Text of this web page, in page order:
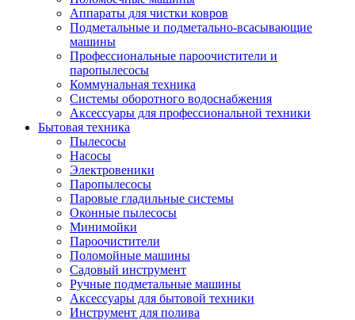
Аппараты для чистки ковров
Подметальные и подметально-всасывающие
машины
Профессиональные пароочистители и
паропылесосы
Коммунальная техника
Системы оборотного водоснабжения
Аксессуары для профессиональной техники
Бытовая техника
Пылесосы
Насосы
Электровеники
Паропылесосы
Паровые гладильные системы
Оконные пылесосы
Минимойки
Пароочистители
Поломойные машины
Садовый инструмент
Ручные подметальные машины
Аксессуары для бытовой техники
Инструмент для полива